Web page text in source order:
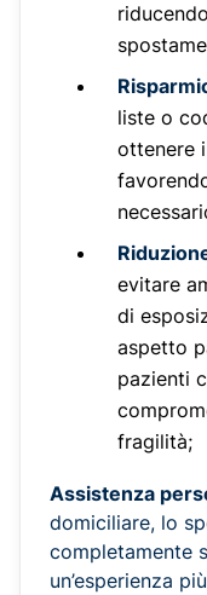
liste o
ottenere
evitare
di
aspetto
pazienti
fragilità;
Assistenza
domiciliare, lo
completamente
un’esperienza